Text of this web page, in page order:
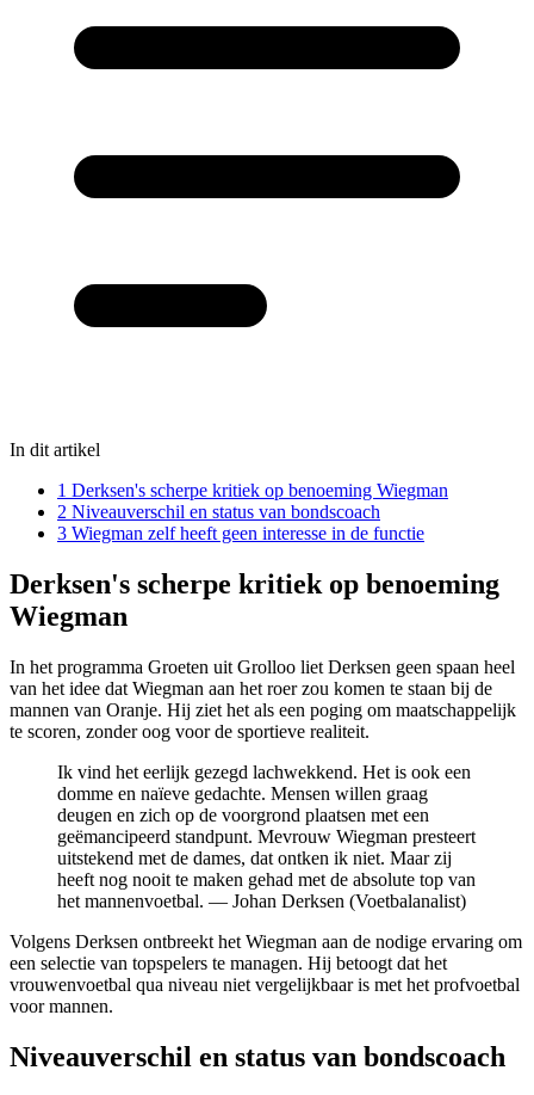
In dit artikel
1 Derksen's scherpe kritiek op benoeming Wiegman
2 Niveauverschil en status van bondscoach
3 Wiegman zelf heeft geen interesse in de functie
Derksen's scherpe kritiek op benoeming
Wiegman
In het programma Groeten uit Grolloo liet Derksen geen spaan heel
van het idee dat Wiegman aan het roer zou komen te staan bij de
mannen van Oranje. Hij ziet het als een poging om maatschappelijk
te scoren, zonder oog voor de sportieve realiteit.
Ik vind het eerlijk gezegd lachwekkend. Het is ook een
domme en naïeve gedachte. Mensen willen graag
deugen en zich op de voorgrond plaatsen met een
geëmancipeerd standpunt. Mevrouw Wiegman presteert
uitstekend met de dames, dat ontken ik niet. Maar zij
heeft nog nooit te maken gehad met de absolute top van
het mannenvoetbal. — Johan Derksen (Voetbalanalist)
Volgens Derksen ontbreekt het Wiegman aan de nodige ervaring om
een selectie van topspelers te managen. Hij betoogt dat het
vrouwenvoetbal qua niveau niet vergelijkbaar is met het profvoetbal
voor mannen.
Niveauverschil en status van bondscoach